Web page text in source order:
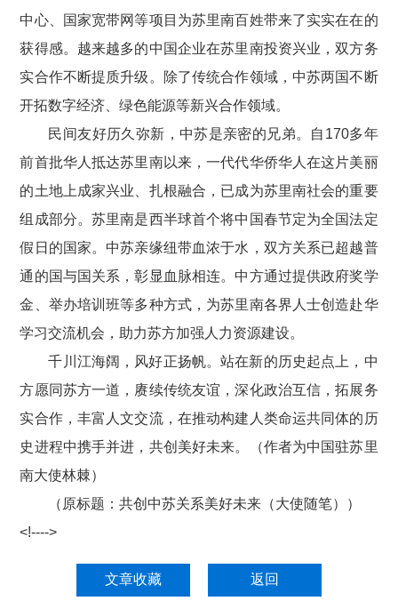
中心、国家宽带网等项目为苏里南百姓带来了实实在在的
获得感。越来越多的中国企业在苏里南投资兴业，双方务
实合作不断提质升级。除了传统合作领域，中苏两国不断
开拓数字经济、绿色能源等新兴合作领域。
民间友好历久弥新，中苏是亲密的兄弟。自170多年
前首批华人抵达苏里南以来，一代代华侨华人在这片美丽
的土地上成家兴业、扎根融合，已成为苏里南社会的重要
组成部分。苏里南是西半球首个将中国春节定为全国法定
假日的国家。中苏亲缘纽带血浓于水，双方关系已超越普
通的国与国关系，彰显血脉相连。中方通过提供政府奖学
金、举办培训班等多种方式，为苏里南各界人士创造赴华
学习交流机会，助力苏方加强人力资源建设。
千川江海阔，风好正扬帆。站在新的历史起点上，中
方愿同苏方一道，赓续传统友谊，深化政治互信，拓展务
实合作，丰富人文交流，在推动构建人类命运共同体的历
史进程中携手并进，共创美好未来。（作者为中国驻苏里
南大使林棘）
（原标题：共创中苏关系美好未来（大使随笔））
<!---->
文章收藏 返回